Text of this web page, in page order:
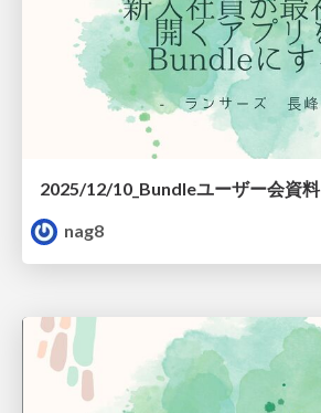
2025/12/10_Bundleユーザー会資料
nag8